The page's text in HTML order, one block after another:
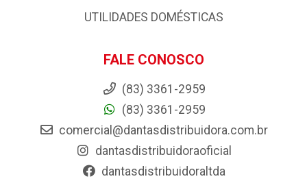
UTILIDADES DOMÉSTICAS
FALE CONOSCO
(83) 3361-2959
(83) 3361-2959
comercial@dantasdistribuidora.com.br
dantasdistribuidoraoficial
dantasdistribuidoraltda